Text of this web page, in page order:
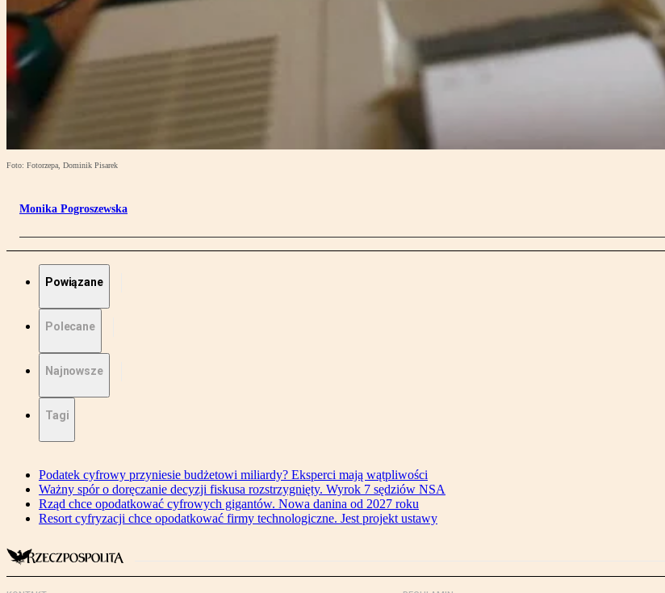
Foto: Fotorzepa, Dominik Pisarek
Monika Pogroszewska
Powiązane
Polecane
Najnowsze
Tagi
Podatek cyfrowy przyniesie budżetowi miliardy? Eksperci mają wątpliwości
Ważny spór o doręczanie decyzji fiskusa rozstrzygnięty. Wyrok 7 sędziów NSA
Rząd chce opodatkować cyfrowych gigantów. Nowa danina od 2027 roku
Resort cyfryzacji chce opodatkować firmy technologiczne. Jest projekt ustawy